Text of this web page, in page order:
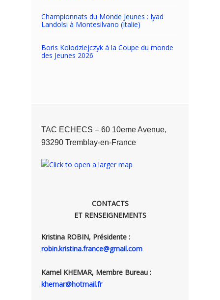
Championnats du Monde Jeunes : Iyad
Landolsi à Montesilvano (Italie)
Boris Kolodziejczyk à la Coupe du monde
des Jeunes 2026
TAC ECHECS – 60 10eme Avenue,
93290 Tremblay-en-France
CONTACTS
ET RENSEIGNEMENTS
Kristina ROBIN, Présidente :
robin.kristina.france@gmail.com
Kamel KHEMAR, Membre Bureau :
khemar@hotmail.fr